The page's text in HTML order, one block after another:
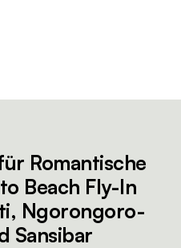
Romantische
Beach Fly-In
Ngorongoro-
Sansibar